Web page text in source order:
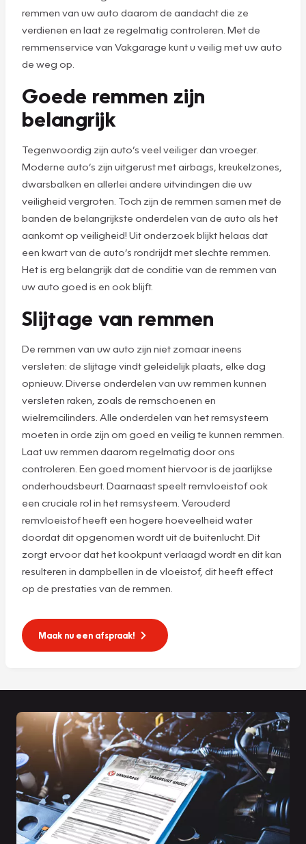
remmen van uw auto daarom de aandacht die ze
verdienen en laat ze regelmatig controleren. Met de
remmenservice van Vakgarage kunt u veilig met uw auto
de weg op.
Goede remmen zijn
belangrijk
Tegenwoordig zijn auto’s veel veiliger dan vroeger.
Moderne auto’s zijn uitgerust met airbags, kreukelzones,
dwarsbalken en allerlei andere uitvindingen die uw
veiligheid vergroten. Toch zijn de remmen samen met de
banden de belangrijkste onderdelen van de auto als het
aankomt op veiligheid! Uit onderzoek blijkt helaas dat
een kwart van de auto’s rondrijdt met slechte remmen.
Het is erg belangrijk dat de conditie van de remmen van
uw auto goed is en ook blijft.
Slijtage van remmen
De remmen van uw auto zijn niet zomaar ineens
versleten: de slijtage vindt geleidelijk plaats, elke dag
opnieuw. Diverse onderdelen van uw remmen kunnen
versleten raken, zoals de remschoenen en
wielremcilinders. Alle onderdelen van het remsysteem
moeten in orde zijn om goed en veilig te kunnen remmen.
Laat uw remmen daarom regelmatig door ons
controleren. Een goed moment hiervoor is de jaarlijkse
onderhoudsbeurt. Daarnaast speelt remvloeistof ook
een cruciale rol in het remsysteem. Verouderd
remvloeistof heeft een hogere hoeveelheid water
doordat dit opgenomen wordt uit de buitenlucht. Dit
zorgt ervoor dat het kookpunt verlaagd wordt en dit kan
resulteren in dampbellen in de vloeistof, dit heeft effect
op de prestaties van de remmen.
Maak nu een afspraak!